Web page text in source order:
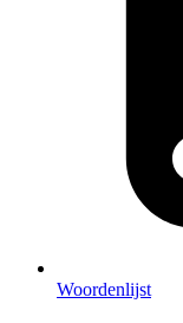
Woordenlijst